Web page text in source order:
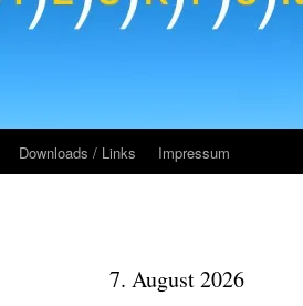
Downloads / Links Impressum
7. August 2026